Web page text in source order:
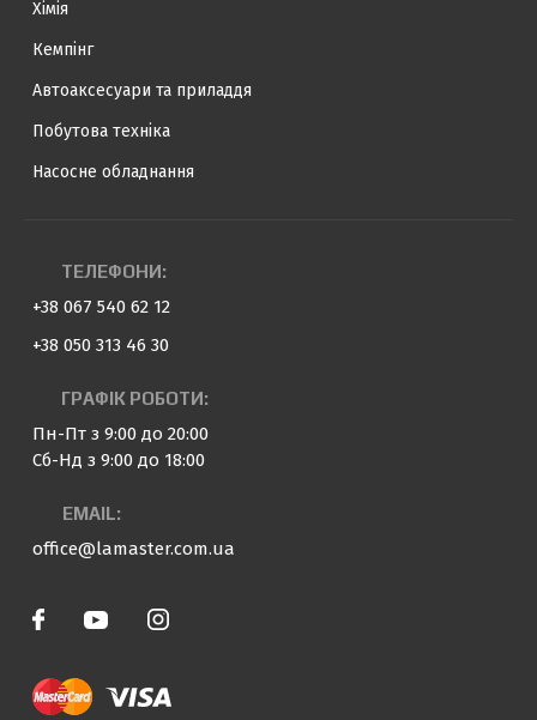
Хімія
Кемпінг
Автоаксесуари та приладдя
Побутова техніка
Насосне обладнання
ТЕЛЕФОНИ:
+38 067 540 62 12
+38 050 313 46 30
ГРАФІК РОБОТИ:
Пн-Пт з 9:00 до 20:00
Сб-Нд з 9:00 до 18:00
EMAIL:
office@lamaster.com.ua